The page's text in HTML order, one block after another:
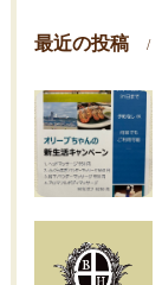
最近の投稿